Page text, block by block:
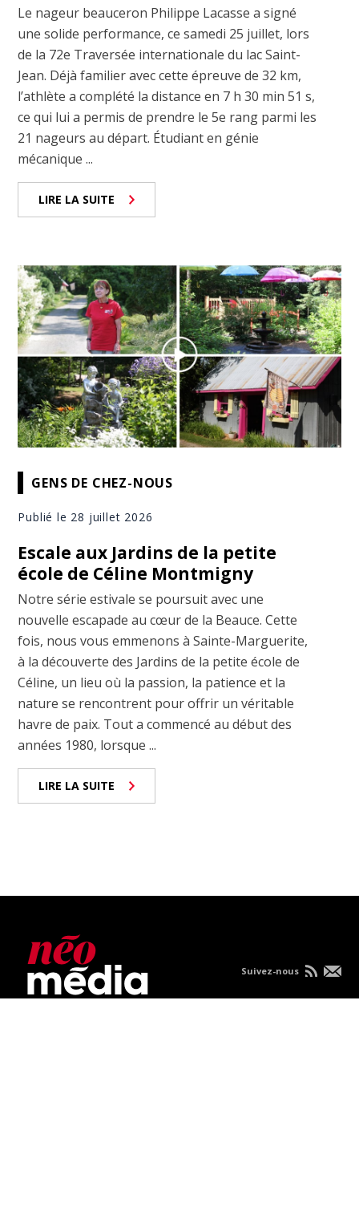
Le nageur beauceron Philippe Lacasse a signé
une solide performance, ce samedi 25 juillet, lors
de la 72e Traversée internationale du lac Saint-
Jean. Déjà familier avec cette épreuve de 32 km,
l’athlète a complété la distance en 7 h 30 min 51 s,
ce qui lui a permis de prendre le 5e rang parmi les
21 nageurs au départ. Étudiant en génie
mécanique ...
LIRE LA SUITE
GENS DE CHEZ-NOUS
Publié le 28 juillet 2026
Escale aux Jardins de la petite
école de Céline Montmigny
Notre série estivale se poursuit avec une
nouvelle escapade au cœur de la Beauce. Cette
fois, nous vous emmenons à Sainte-Marguerite,
à la découverte des Jardins de la petite école de
Céline, un lieu où la passion, la patience et la
nature se rencontrent pour offrir un véritable
havre de paix. Tout a commencé au début des
années 1980, lorsque ...
LIRE LA SUITE
Suivez-nous